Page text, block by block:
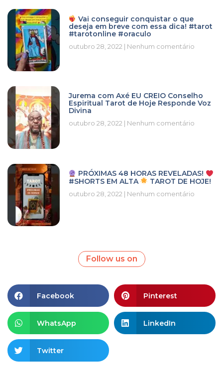
Vai conseguir conquistar o que
deseja em breve com essa dica! #tarot
#tarotonline #oraculo
outubro 28, 2022 Nenhum comentário
Jurema com Axé EU CREIO Conselho
Espiritual Tarot de Hoje Responde Voz
Divina
outubro 28, 2022 Nenhum comentário
PRÓXIMAS 48 HORAS REVELADAS!
#SHORTS EM ALTA
TAROT DE HOJE!
outubro 28, 2022 Nenhum comentário
Follow us on
Facebook Pinterest
WhatsApp LinkedIn
Twitter